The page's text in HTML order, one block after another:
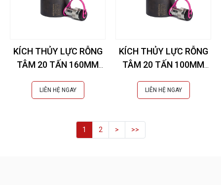
KÍCH THỦY LỰC RỖNG
TÂM 20 TẤN 160MM
CMF20N160
LIÊN HỆ NGAY
KÍCH THỦY LỰC RỖNG
TÂM 20 TẤN 100MM
CMF20N100
LIÊN HỆ NGAY
1 2 > >>